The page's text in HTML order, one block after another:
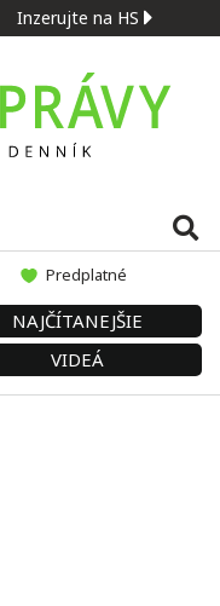
Inzerujte na HS
Predplatné
NAJČÍTANEJŠIE
VIDEÁ